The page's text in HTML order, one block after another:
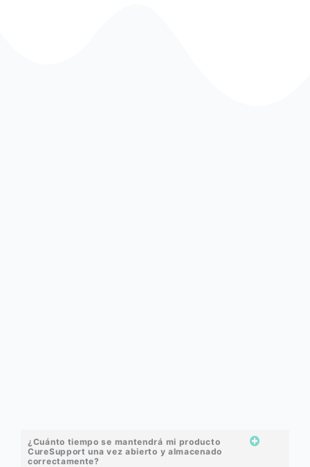
¿Cuánto tiempo se mantendrá mi producto
CureSupport una vez abierto y almacenado
correctamente?